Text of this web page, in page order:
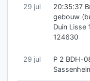
29 jul
20:35:37
gebouw
Duin Lisse
124630
29 jul
P 2 BDH-